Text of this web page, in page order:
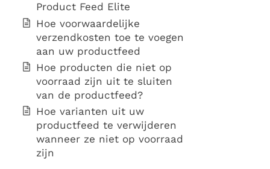
Product Feed Elite
Hoe voorwaardelijke
verzendkosten toe te voegen
aan uw productfeed
Hoe producten die niet op
voorraad zijn uit te sluiten
van de productfeed?
Hoe varianten uit uw
productfeed te verwijderen
wanneer ze niet op voorraad
zijn